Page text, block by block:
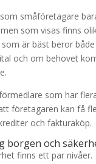
småföretagare
som visas finns
som är bäst beror
och om behovet
som har
företagaren kan få
och fakturaköp.
borgen och
finns ett par nivåer.